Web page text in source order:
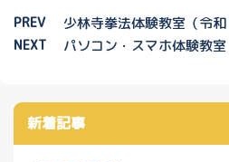
PREV 少林寺拳法体験教室（令和
NEXT パソコン・スマホ体験教室
新着記事